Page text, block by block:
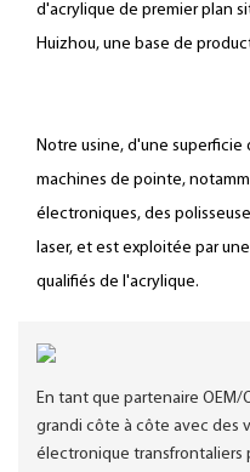
d'acrylique de premier plan
Huizhou, une base de
Notre usine, d'une superficie
machines de pointe,
électroniques, des
laser, et est exploitée par
qualifiés de l'acrylique.
En tant que partenaire OEM/
grandi côte à côte avec des
électronique transfrontaliers